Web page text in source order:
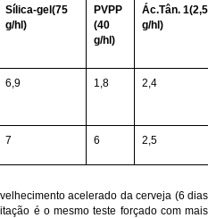
Sílica-gel(75
g/hl)
PVPP
(40
g/hl)
Ác.Tân. 1(2,5
g/hl)
6,9 1,8 2,4
7 6 2,5
acelerado da cerveja (6 dias
é o mesmo teste forçado com mais